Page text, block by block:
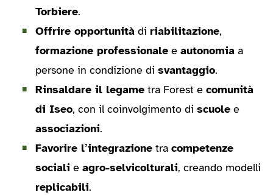
Torbiere.
Offrire opportunità di riabilitazione,
formazione professionale e autonomia a
persone in condizione di svantaggio.
Rinsaldare il legame tra Forest e comunità
di Iseo, con il coinvolgimento di scuole e
associazioni.
Favorire l’integrazione tra competenze
sociali e agro-selvicolturali, creando modelli
replicabili.